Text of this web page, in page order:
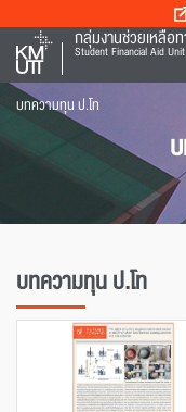
กลุ่มงานช่วยเหลือ
Student Financial Aid Unit
บทความทุน ป.โท
บทความทุน ป.โท